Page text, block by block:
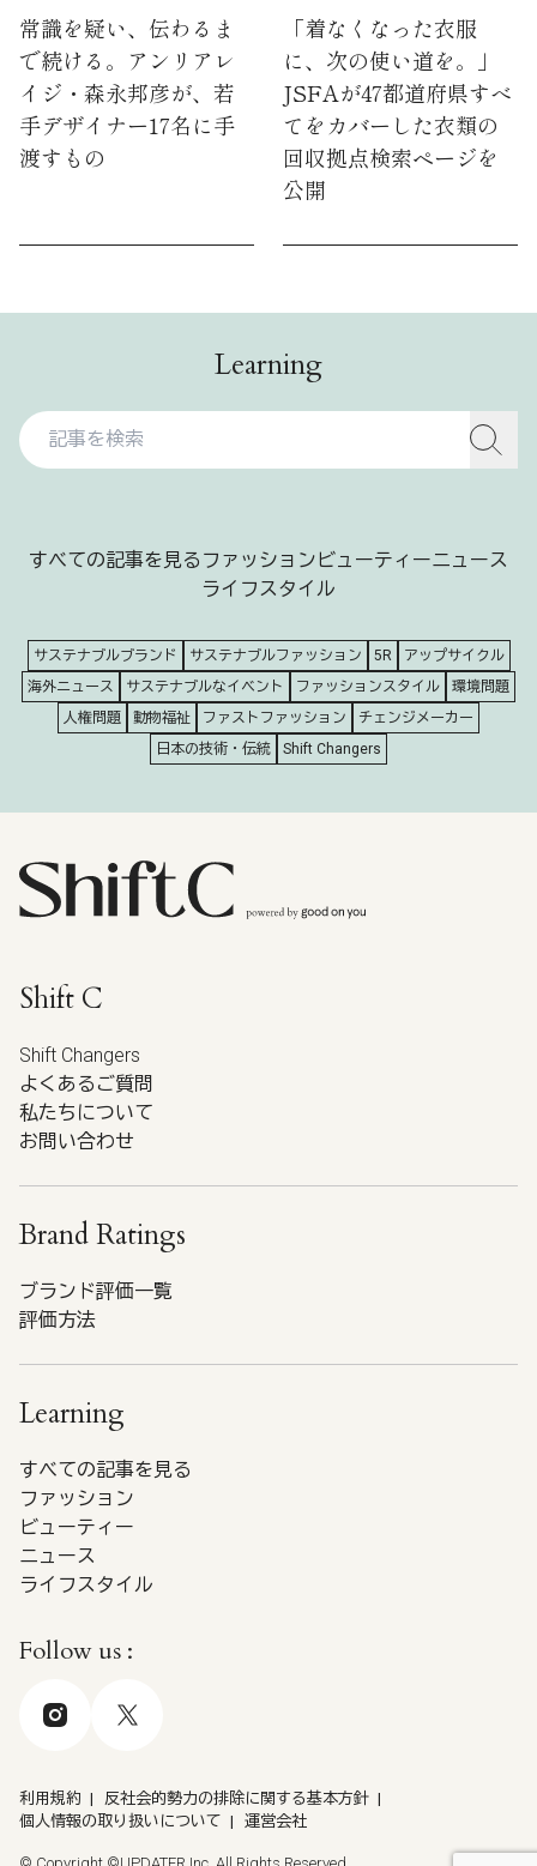
常識を疑い、伝わるま
で続ける。アンリアレ
イジ・森永邦彦が、若
手デザイナー17名に手
渡すもの
「着なくなった衣服
に、次の使い道を。」
JSFAが47都道府県すべ
てをカバーした衣類の
回収拠点検索ページを
公開
Learning
すべての記事を見る ファッションビューティーニュース
ライフスタイル
サステナブルブランド サステナブルファッション 5R
アップサイクル
海外ニュース
サステナブルなイベント ファッションスタイル
環境問題
人権問題
動物福祉 ファストファッション
チェンジメーカー
日本の技術・伝統
Shift Changers
Shift C
Shift Changers
よくあるご質問
私たちについて
お問い合わせ
Brand Ratings
ブランド評価一覧
評価方法
Learning
すべての記事を見る
ファッション
ビューティー
ニュース
ライフスタイル
Follow us :
利用規約
反社会的勢力の排除に関する基本方針
個人情報の取り扱いについて
運営会社